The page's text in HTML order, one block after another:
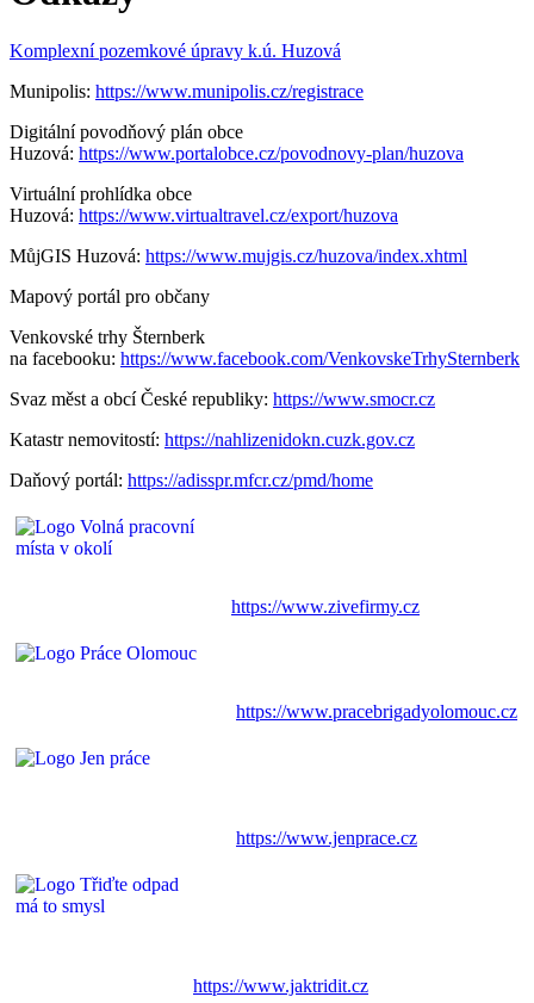
Komplexní pozemkové úpravy k.ú. Huzová
Munipolis: https://www.munipolis.cz/registrace
Digitální povodňový plán obce
Huzová: https://www.portalobce.cz/povodnovy-plan/huzova
Virtuální prohlídka obce
Huzová: https://www.virtualtravel.cz/export/huzova
MůjGIS Huzová: https://www.mujgis.cz/huzova/index.xhtml
Mapový portál pro občany
Venkovské trhy Šternberk
na facebooku: https://www.facebook.com/VenkovskeTrhySternberk
Svaz měst a obcí České republiky: https://www.smocr.cz
Katastr nemovitostí: https://nahlizenidokn.cuzk.gov.cz
Daňový portál: https://adisspr.mfcr.cz/pmd/home
https://www.zivefirmy.cz
https://www.pracebrigadyolomouc.cz
https://www.jenprace.cz
https://www.jaktridit.cz